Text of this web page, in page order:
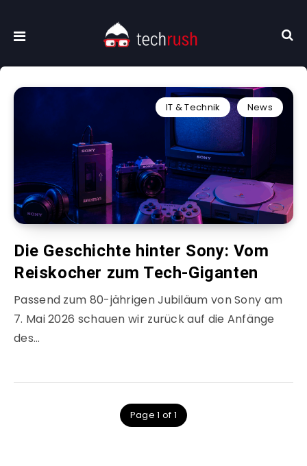
IT & Technik News
Die Geschichte hinter Sony: Vom
Reiskocher zum Tech-Giganten
Passend zum 80-jährigen Jubiläum von Sony am
7. Mai 2026 schauen wir zurück auf die Anfänge
des…
Page 1 of 1